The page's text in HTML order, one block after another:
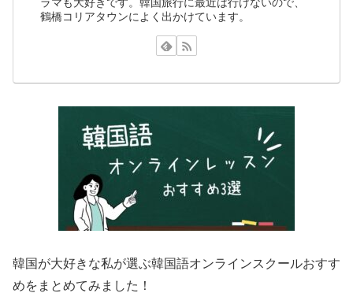
鶴橋コリアタウンによく出かけています。
韓国が大好きな私が選ぶ韓国語オンラインスクールおすす
めをまとめてみました！